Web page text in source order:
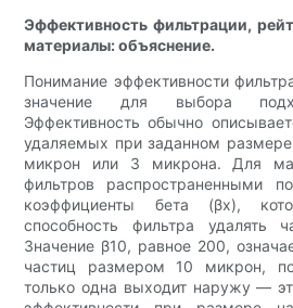
Эффективность фильтрации,
материалы: объяснение.
Понимание эффективности
значение для выбора
Эффективность обычно
удаляемых при заданном
микрон или 3 микрона. Для
фильтров распространенными
коэффициенты бета (βx),
способность фильтра удалять
Значение β10, равное 200,
частиц размером 10 микрон,
только одна выходит наружу —